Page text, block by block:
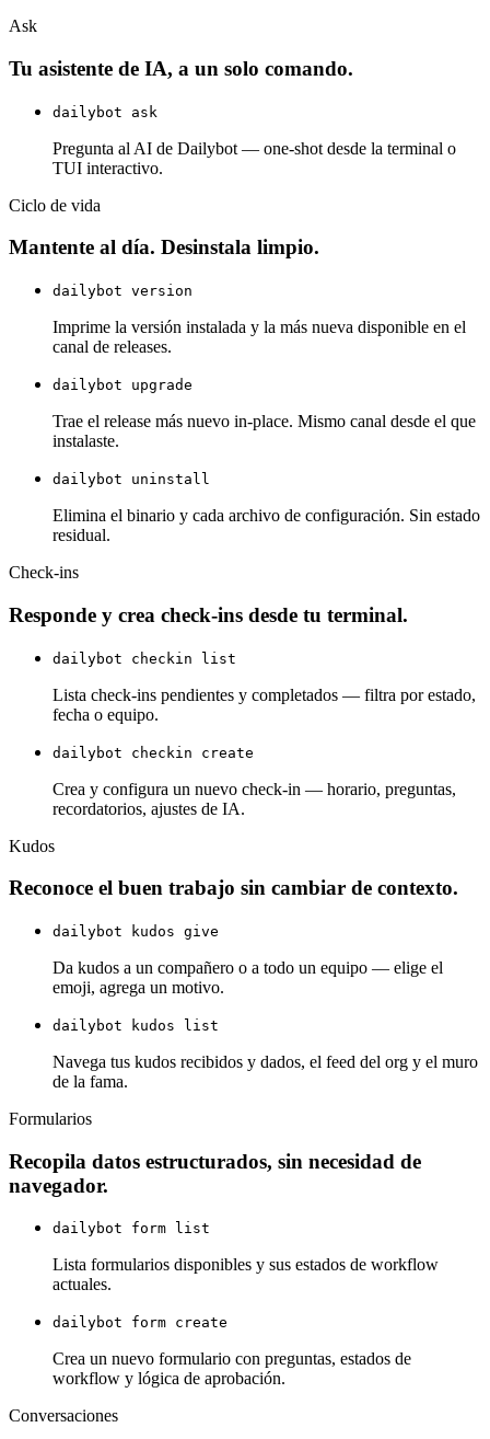
Ask
Tu asistente de IA, a un solo comando.
dailybot ask
Pregunta al AI de Dailybot — one-shot desde la terminal o
TUI interactivo.
Ciclo de vida
Mantente al día. Desinstala limpio.
dailybot version
Imprime la versión instalada y la más nueva disponible en el
canal de releases.
dailybot upgrade
Trae el release más nuevo in-place. Mismo canal desde el que
instalaste.
dailybot uninstall
Elimina el binario y cada archivo de configuración. Sin estado
residual.
Check-ins
Responde y crea check-ins desde tu terminal.
dailybot checkin list
Lista check-ins pendientes y completados — filtra por estado,
fecha o equipo.
dailybot checkin create
Crea y configura un nuevo check-in — horario, preguntas,
recordatorios, ajustes de IA.
Kudos
Reconoce el buen trabajo sin cambiar de contexto.
dailybot kudos give
Da kudos a un compañero o a todo un equipo — elige el
emoji, agrega un motivo.
dailybot kudos list
Navega tus kudos recibidos y dados, el feed del org y el muro
de la fama.
Formularios
Recopila datos estructurados, sin necesidad de
navegador.
dailybot form list
Lista formularios disponibles y sus estados de workflow
actuales.
dailybot form create
Crea un nuevo formulario con preguntas, estados de
workflow y lógica de aprobación.
Conversaciones